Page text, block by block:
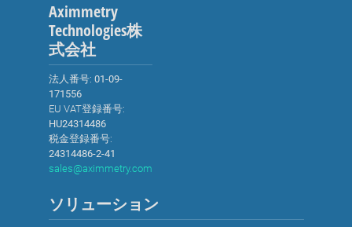
Aximmetry
Technologies株
式会社
法人番号: 01-09-
171556
EU VAT登録番号:
HU24314486
税金登録番号:
24314486-2-41
sales@aximmetry.com
ソリューション